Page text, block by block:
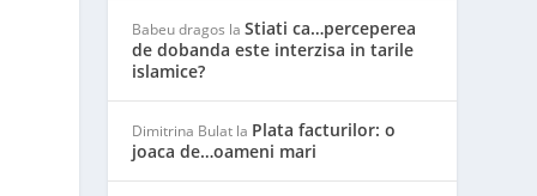
Babeu dragos laStiati ca…perceperea
de dobanda este interzisa in tarile
islamice?
Dimitrina Bulat la Plata facturilor: o
joaca de…oameni mari